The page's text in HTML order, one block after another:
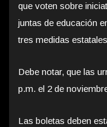
que voten sobre
juntas de educación
tres medidas
Debe notar, que las
p.m. el 2 de
Las boletas deben